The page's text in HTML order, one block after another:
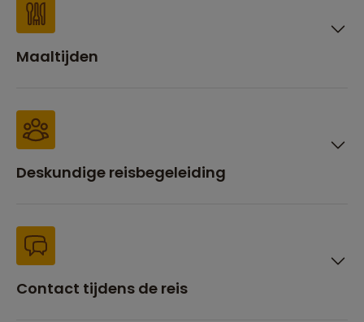
Maaltijden
Deskundige reisbegeleiding
Contact tijdens de reis